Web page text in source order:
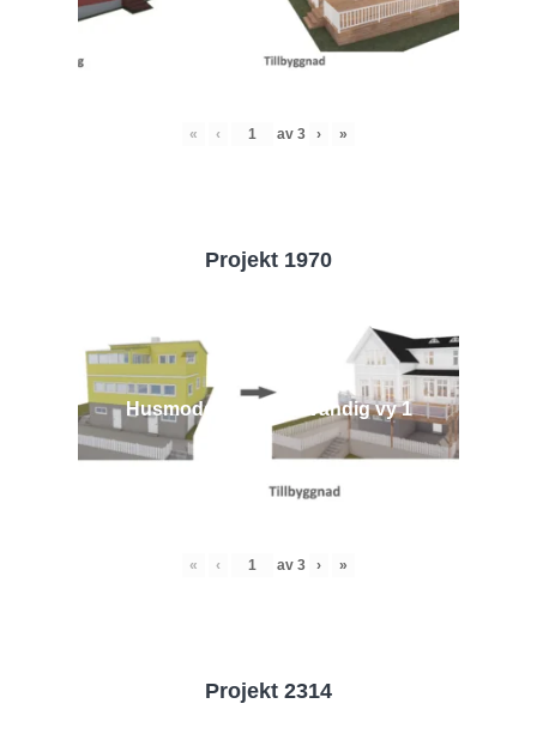
« ‹ av 3 › »
Projekt 1970
Husmodell 1970 - Utvändig vy 1
« ‹ av 3 › »
Projekt 2314